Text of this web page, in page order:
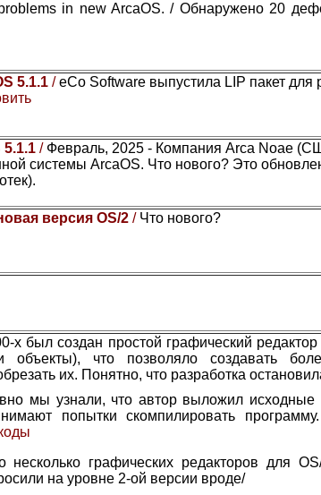
in new ArcaOS. / Обнаружено 20
5.1.1 /eCo Software выпустила LIP пакет для
/ Февраль, 2025 - Компания Arca Noae
системы ArcaOS. Что нового? Это
версия OS/2 / Что нового?
х был создан простой графический
объекты), что позволяло создавать
их. Понятно, что разработка
мы узнали, что автор выложил исходные
попытки скомпилировать
несколько графических редакторов для
на уровне 2-ой версии вроде/